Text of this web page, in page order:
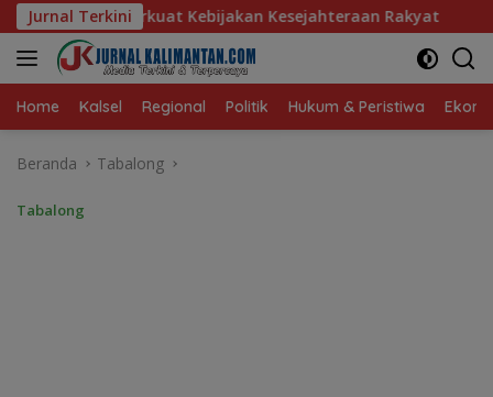
Langsung
ke
konten
Jurnal Terkini
Kesejahteraan Rakyat Baru 10 Persen, Aktivasi
Home Kalsel Regional Politik Hukum & Peristiwa
Beranda Tabalong
Tabalong